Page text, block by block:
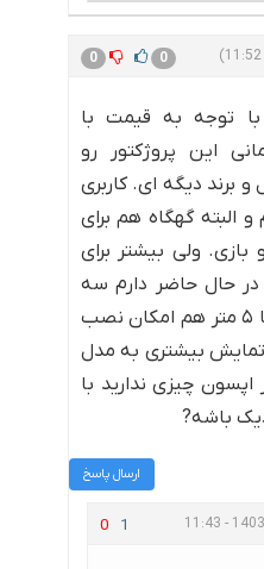
0 0
توجه به قیمت با
تومانی این پروژکتور رو
برند دیگه ای. کاربری
البته گهگاه هم برای
ولی بیشتر برای
در حال حاضر دارم سه
متری اسکوپ هست. و تا ۵ متر هم امکان نصب
بیشتری به مدل
اپسون چیزی ندارید با
باشه?
ارسال پاسخ
0 1